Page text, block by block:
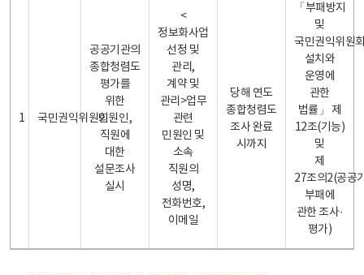
1 국민권익위원회
공공기관의
종합청렴도
평가를
위한
민원인,
직원에
대한
설문조사
실시
<
정보화사업
선정 및
관리,
계약 및
관리>업무
관련
민원인 및
소속
직원의
성명,
전화번호,
이메일
당해 연도
종합청렴도
조사 완료
시까지
「부패방지
및
국민권익위원
설치와
운영에
관한
법률」 제
12조(기능)
및
제
27조의2(공공
부패에
관한 조사·
평가)